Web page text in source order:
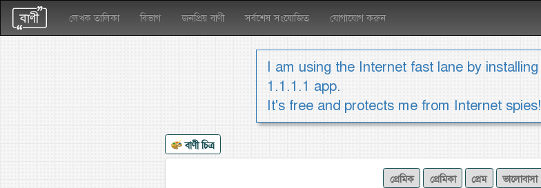
লেখক তালিকা বিভাগ জনপ্রিয় বাণী সর্বশেষ সংযোজিত যোগাযোগ করুন
I am using the Internet fast lane by installing
1.1.1.1 app.
It's free and protects me from Internet spies!
বাণী চিত্র
প্রেমিক প্রেমিকা প্রেম ভালোবাসা